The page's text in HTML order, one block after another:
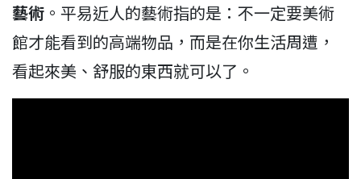
藝術 。平易近人的藝術指的是：不一定要美術
館才能看到的高端物品，而是在你生活周遭，
看起來美、舒服的東西就可以了。